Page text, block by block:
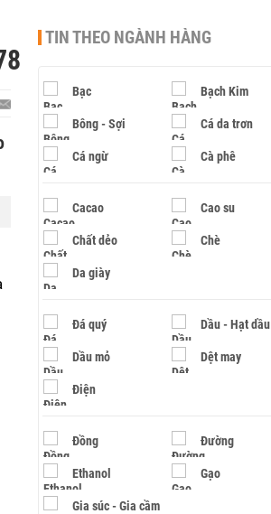
TIN THEO NGÀNH HÀNG
Bạc Bạch Kim
Bông - Sợi Cá da trơn
Cá ngừ Cà phê
Cacao Cao su
Chất dẻo Chè
Da giày
Đá quý Dầu - Hạt dầu
Dầu mỏ Dệt may
Điện
Đồng Đường
Ethanol Gạo
Gia súc - Gia cầm